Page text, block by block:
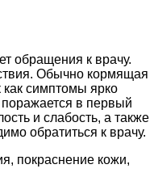
обращения к врачу.
Обычно кормящая
как симптомы ярко
в первый
и слабость, а также
обратиться к врачу.
покраснение кожи,